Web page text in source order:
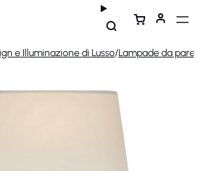
e Illuminazione di Lusso/Lampade da